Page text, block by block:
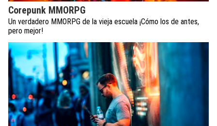
Corepunk MMORPG
Un verdadero MMORPG de la vieja escuela ¡Cómo los de antes,
pero mejor!